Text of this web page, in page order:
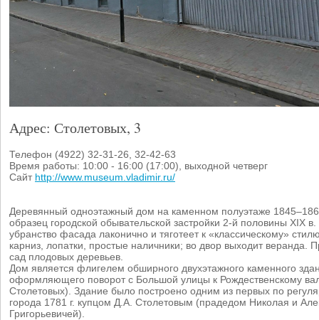
Адрес: Столетовых, 3
Телефон (4922) 32-31-26, 32-42-63
Время работы: 10:00 - 16:00 (17:00), выходной четверг
Сайт http://www.museum.vladimir.ru/
Деревянный одноэтажный дом на каменном полуэтаже
образец городской обывательской застройки 2-й половины XIX
убранство фасада лаконично и тяготеет к «классическому»
карниз, лопатки, простые наличники; во двор выходит веранда.
сад плодовых деревьев.
Дом является флигелем обширного двухэтажного каменного
оформляющего поворот с Большой улицы к Рождественскому
Столетовых). Здание было построено одним из первых по
города 1781 г. купцом Д.А. Столетовым (прадедом Николая и
Григорьевичей).